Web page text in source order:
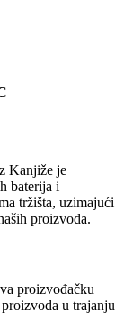
Kanjiže je
baterija i
tržišta, uzimajući
proizvoda.
proizvođačku
u trajanju